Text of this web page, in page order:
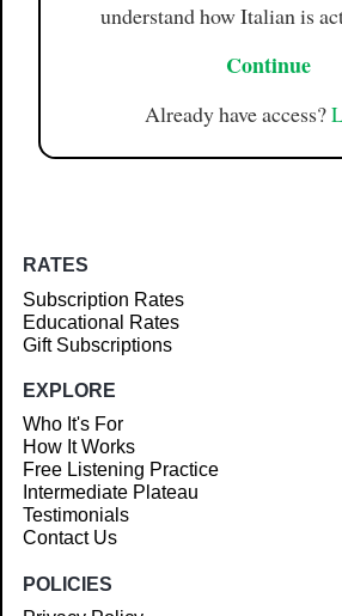
understand how Italian is
Continue
Already have access?
RATES
Subscription Rates
Educational Rates
Gift Subscriptions
EXPLORE
Who It's For
How It Works
Free Listening Practice
Intermediate Plateau
Testimonials
Contact Us
POLICIES